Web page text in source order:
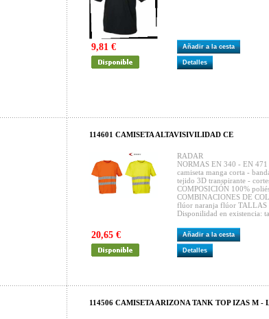
9,81 € Añadir a la cesta
Detalles
114601 CAMISETA ALTAVISIVILIDAD CE
RADAR
NORMAS EN 340 - EN 471
camiseta manga corta -
tejido 3D transpirante -
COMPOSICIÓN 100%
COMBINACIONES DE
flúor naranja flúor TALLAS
Disponilidad en existencia:
20,65 € Añadir a la cesta
Detalles
114506 CAMISETA ARIZONA TANK TOP IZAS M -